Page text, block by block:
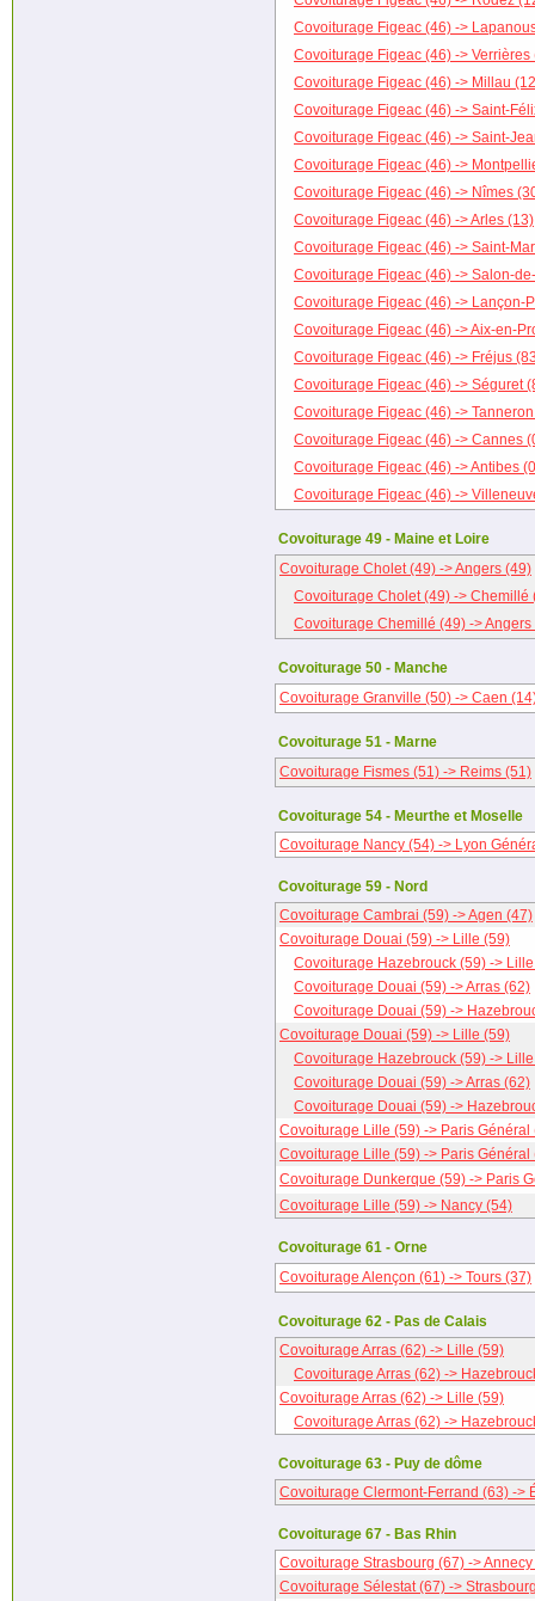
Covoiturage Figeac (46) ->
Covoiturage Figeac (46) -> Verrières
Covoiturage Figeac (46) -> Millau
Covoiturage Figeac (46) -> Saint-
Covoiturage Figeac (46) -> Saint-
Covoiturage Figeac (46) ->
Covoiturage Figeac (46) -> Nîmes
Covoiturage Figeac (46) -> Arles (13)
Covoiturage Figeac (46) -> Saint-
Covoiturage Figeac (46) -> Salon-
Covoiturage Figeac (46) -> Lançon-
Covoiturage Figeac (46) -> Aix-en-
Covoiturage Figeac (46) -> Fréjus
Covoiturage Figeac (46) -> Séguret
Covoiturage Figeac (46) ->
Covoiturage Figeac (46) -> Cannes
Covoiturage Figeac (46) -> Antibes
Covoiturage Figeac (46) ->
Covoiturage 49 - Maine et Loire
Covoiturage Cholet (49) -> Angers (49)
Covoiturage Cholet (49) -> Chemillé
Covoiturage Chemillé (49) -> Angers
Covoiturage 50 - Manche
Covoiturage Granville (50) -> Caen
Covoiturage 51 - Marne
Covoiturage Fismes (51) -> Reims (51)
Covoiturage 54 - Meurthe et Moselle
Covoiturage Nancy (54) -> Lyon
Covoiturage 59 - Nord
Covoiturage Cambrai (59) -> Agen (47)
Covoiturage Douai (59) -> Lille (59)
Covoiturage Hazebrouck (59) ->
Covoiturage Douai (59) -> Arras (62)
Covoiturage Douai (59) ->
Covoiturage Douai (59) -> Lille (59)
Covoiturage Hazebrouck (59) ->
Covoiturage Douai (59) -> Arras (62)
Covoiturage Douai (59) ->
Covoiturage Lille (59) -> Paris Général
Covoiturage Lille (59) -> Paris Général
Covoiturage Dunkerque (59) -> Paris
Covoiturage Lille (59) -> Nancy (54)
Covoiturage 61 - Orne
Covoiturage Alençon (61) -> Tours (37)
Covoiturage 62 - Pas de Calais
Covoiturage Arras (62) -> Lille (59)
Covoiturage Arras (62) ->
Covoiturage Arras (62) -> Lille (59)
Covoiturage Arras (62) ->
Covoiturage 63 - Puy de dôme
Covoiturage Clermont-Ferrand (63) ->
Covoiturage 67 - Bas Rhin
Covoiturage Strasbourg (67) ->
Covoiturage Sélestat (67) ->